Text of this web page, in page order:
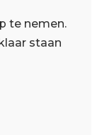
te nemen.
staan